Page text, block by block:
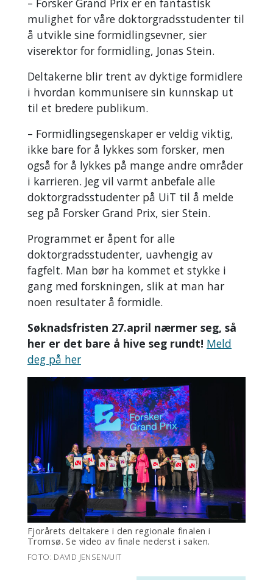
– Forsker Grand Prix er en fantastisk
mulighet for våre doktorgradsstudenter til
å utvikle sine formidlingsevner, sier
viserektor for formidling, Jonas Stein.
Deltakerne blir trent av dyktige formidlere
i hvordan kommunisere sin kunnskap ut
til et bredere publikum.
– Formidlingsegenskaper er veldig viktig,
ikke bare for å lykkes som forsker, men
også for å lykkes på mange andre områder
i karrieren. Jeg vil varmt anbefale alle
doktorgradsstudenter på UiT til å melde
seg på Forsker Grand Prix, sier Stein.
Programmet er åpent for alle
doktorgradsstudenter, uavhengig av
fagfelt. Man bør ha kommet et stykke i
gang med forskningen, slik at man har
noen resultater å formidle.
Søknadsfristen 27.april nærmer seg, så
her er det bare å hive seg rundt! Meld
deg på her
Fjorårets deltakere i den regionale finalen i
Tromsø. Se video av finale nederst i saken.
FOTO: DAVID JENSEN/UIT